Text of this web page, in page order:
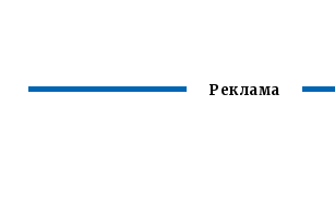
Реклама